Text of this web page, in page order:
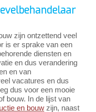
zijn ontzettend veel
is er sprake van een
diensten en
en dus verandering
en van
vacatures en dus
dus voor een mooie
bouw. In de lijst van
en bouw zijn, naast